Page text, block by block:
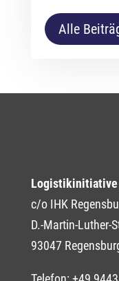
Alle
Logistikinitiative
c/o IHK
D.-Martin-Luther-
93047